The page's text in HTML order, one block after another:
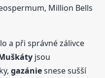
Million Bells
a při správné zálivce
jsou
gazániesnese sušší